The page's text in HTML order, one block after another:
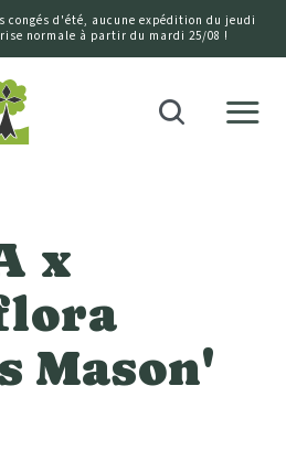
congés d'été, aucune expédition du jeudi
normale à partir du mardi 25/08 !
x
Mason'